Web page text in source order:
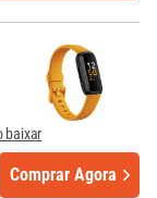
baixar
Comprar Agora